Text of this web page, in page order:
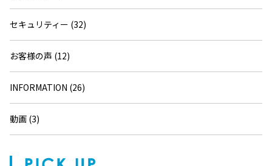
セキュリティー (32)
お客様の声 (12)
INFORMATION (26)
動画 (3)